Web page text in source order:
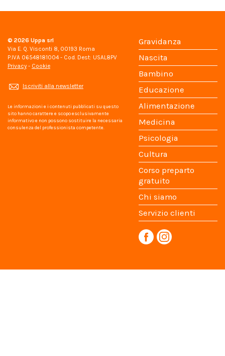
© 2026 Uppa srl
Via E. Q. Visconti 8, 00193 Roma
P.IVA 06548181004 - Cod. Dest: USAL8PV
Privacy - Cookie
Iscriviti alla newsletter
Le informazioni e i contenuti pubblicati su questo
sito hanno carattere e scopo esclusivamente
informativo e non possono sostituire la necessaria
consulenza del professionista competente.
Gravidanza
Nascita
Bambino
Educazione
Alimentazione
Medicina
Psicologia
Cultura
Corso preparto
gratuito
Chi siamo
Servizio clienti